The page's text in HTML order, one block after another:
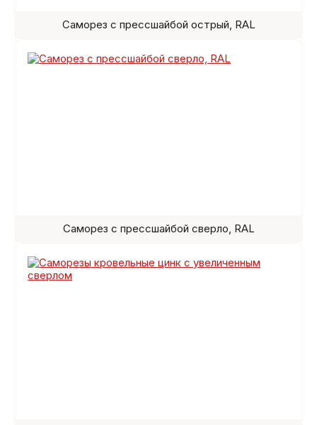
Саморез с прессшайбой острый, RAL
Саморез с прессшайбой сверло, RAL